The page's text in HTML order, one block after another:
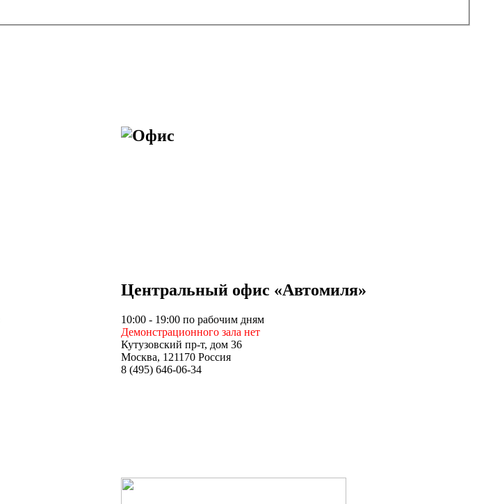
Центральный офис «Автомиля»
10:00 - 19:00 по рабочим дням
Демонстрационного зала нет
Кутузовский пр-т, дом 36
Москва, 121170 Россия
8 (495) 646-06-34